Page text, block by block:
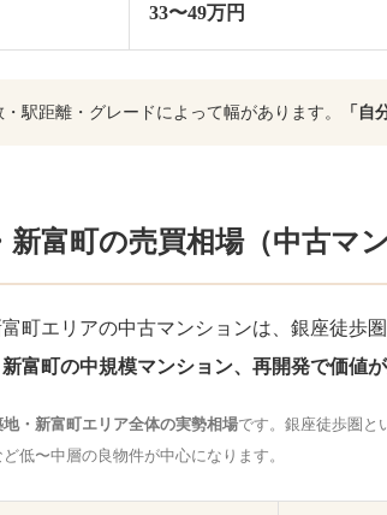
33〜49万円
駅距離・グレードによって幅があります。 「自
新富町の売買相場（中古マ
町エリアの中古マンションは、銀座徒歩
富町の中規模マンション、再開発で価値
地・新富町エリア全体の実勢相場です。銀座徒歩圏と
低〜中層の良物件が中心になります。